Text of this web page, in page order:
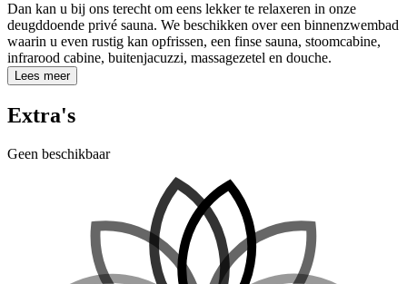
Dan kan u bij ons terecht om eens lekker te relaxeren in onze
deugddoende privé sauna. We beschikken over een binnenzwembad
waarin u even rustig kan opfrissen, een finse sauna, stoomcabine,
infrarood cabine, buitenjacuzzi, massagezetel en douche.
Lees meer
Extra's
Geen beschikbaar